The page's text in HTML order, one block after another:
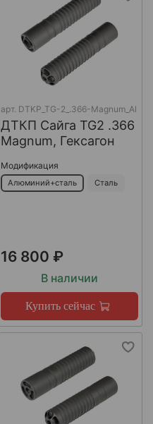
арт. DTKP_TG-2_.366-Magnum_Al
ДТКП Сайга TG2 .366
Magnum, Гексагон
Модификация
Алюминий+сталь Сталь
16 800 ₽
В наличии
Купить сейчас